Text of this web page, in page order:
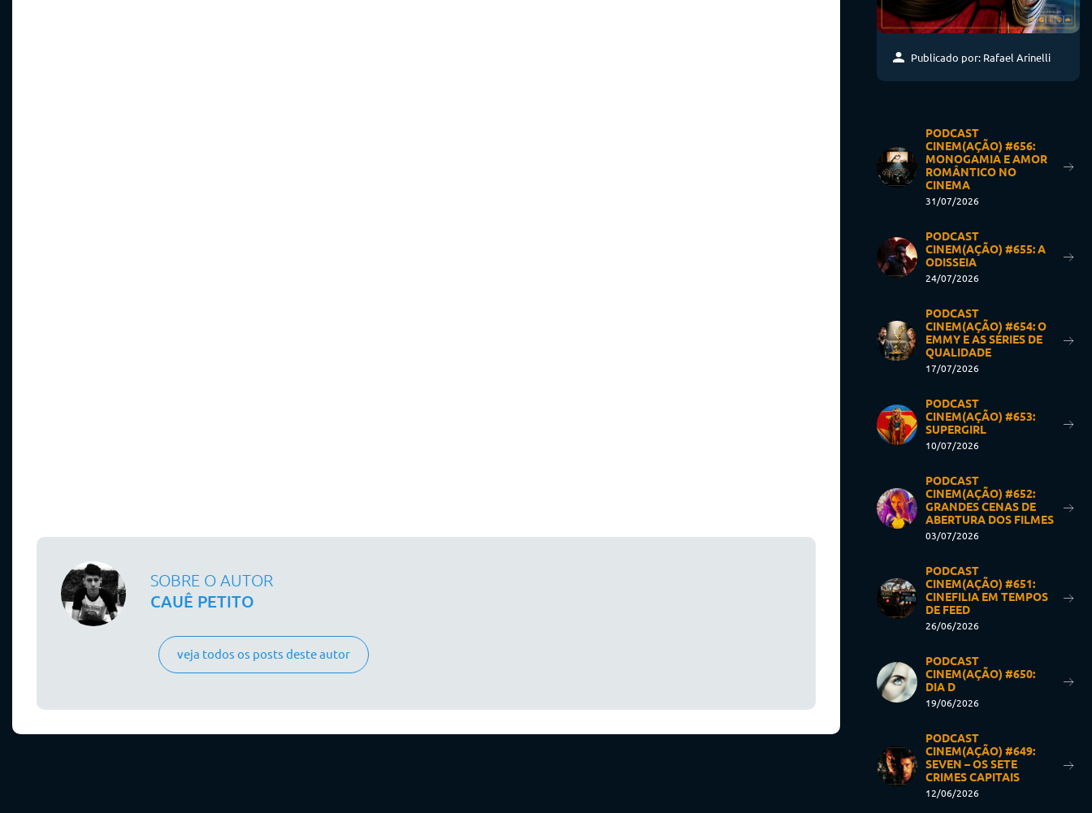
SOBRE O AUTOR
CAUÊ PETITO
veja todos os posts deste autor
Publicado por: Rafael Arinelli
PODCAST
CINEM(AÇÃO) #656:
MONOGAMIA E AMOR
ROMÂNTICO NO
CINEMA
31/07/2026
PODCAST
CINEM(AÇÃO) #655: A
ODISSEIA
24/07/2026
PODCAST
CINEM(AÇÃO) #654: O
EMMY E AS SÉRIES DE
QUALIDADE
17/07/2026
PODCAST
CINEM(AÇÃO) #653:
SUPERGIRL
10/07/2026
PODCAST
CINEM(AÇÃO) #652:
GRANDES CENAS DE
ABERTURA DOS FILMES
03/07/2026
PODCAST
CINEM(AÇÃO) #651:
CINEFILIA EM TEMPOS
DE FEED
26/06/2026
PODCAST
CINEM(AÇÃO) #650:
DIA D
19/06/2026
PODCAST
CINEM(AÇÃO) #649:
SEVEN – OS SETE
CRIMES CAPITAIS
12/06/2026